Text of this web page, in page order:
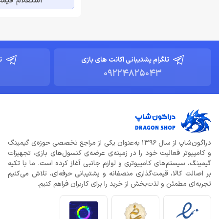
اکانت های پلی استیشن 4
اکانت های پلی استیشن 5
اکانت های سوئیچ ایکس باکس
ایربادز و هدست های پلی
استیشن 5
ایرپاد
ایکس باکس (کنسول های
مایکروسافت)
ایکس باکس سری اس
ایکس باکس گیم پس
اوریکو (Orico)
هایپر ایکس (HyperX)
دیووم (DIVOOM)
Ajazz
گیم مکس (Gamemax)
کریتیو (Creative)
بویا (BOYA)
کینگ استار (Kingstar)
ای دیتا (ADATA)
الگاتو (Elgato)
تلگرام پشتیبانی اکانت های بازی
09224825043
دراگون‌شاپ از سال 1396 به‌عنوان یکی از مراجع تخصصی حوزه‌ی گیمینگ
و کامپیوتر فعالیت خود را در زمینه‌ی عرضه‌ی کنسول‌های بازی، تجهیزات
گیمینگ، سیستم‌های کامپیوتری و لوازم جانبی آغاز کرده است. ما با تکیه
بر اصالت کالا، قیمت‌گذاری منصفانه و پشتیبانی حرفه‌ای، تلاش می‌کنیم
تجربه‌ای مطمئن و لذت‌بخش از خرید را برای کاربران فراهم کنیم.